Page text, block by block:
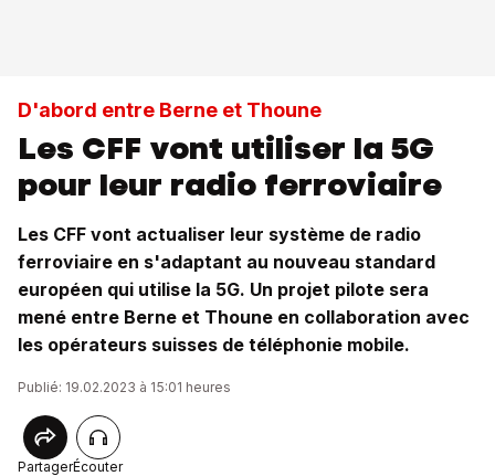
D'abord entre Berne et Thoune
Les CFF vont utiliser la 5G
pour leur radio ferroviaire
Les CFF vont actualiser leur système de radio
ferroviaire en s'adaptant au nouveau standard
européen qui utilise la 5G. Un projet pilote sera
mené entre Berne et Thoune en collaboration avec
les opérateurs suisses de téléphonie mobile.
Publié: 19.02.2023 à 15:01 heures
PartagerÉcouter